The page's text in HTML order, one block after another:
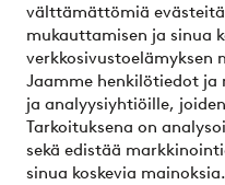
välttämättömiä evästeitä
mukauttamisen ja sinua
verkkosivustoelämyksen
Jaamme henkilötiedot ja
ja analyysiyhtiöille,
Tarkoituksena on
sekä edistää
sinua koskevia
Ystävät
Turvalliset
Haluatko tietää lisää
elpy